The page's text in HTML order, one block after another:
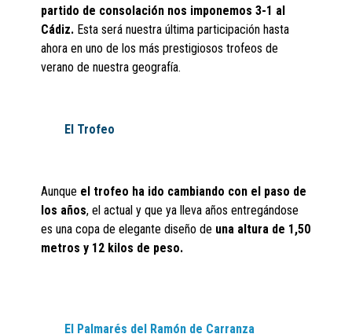
partido de consolación nos imponemos 3-1 al
Cádiz. Esta será nuestra última participación hasta
ahora en uno de los más prestigiosos trofeos de
verano de nuestra geografía.
El Trofeo
Aunque el trofeo ha ido cambiando con el paso de
los años, el actual y que ya lleva años entregándose
es una copa de elegante diseño de una altura de 1,50
metros y 12 kilos de peso.
El Palmarés del Ramón de Carranza